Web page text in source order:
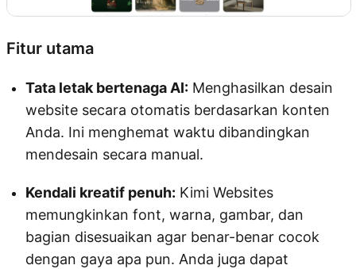
Fitur utama
Tata letak bertenaga AI: Menghasilkan desain
website secara otomatis berdasarkan konten
Anda. Ini menghemat waktu dibandingkan
mendesain secara manual.
Kendali kreatif penuh: Kimi Websites
memungkinkan font, warna, gambar, dan
bagian disesuaikan agar benar-benar cocok
dengan gaya apa pun. Anda juga dapat